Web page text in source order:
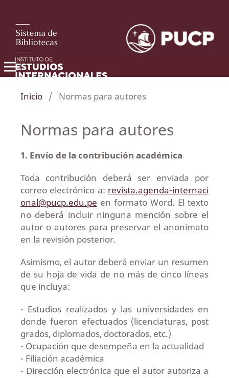
Inicio / Normas para autores
Normas para autores
1. Envío de la contribución académica
Toda contribución deberá ser enviada por
correo electrónico a: revista.agenda-internaci
onal@pucp.edu.pe en formato Word. El texto
no deberá incluir ninguna mención sobre el
autor o autores para preservar el anonimato
en la revisión posterior.
Asimismo, el autor deberá enviar un resumen
de su hoja de vida de no más de cinco líneas
que incluya:
- Estudios realizados y las universidades en
donde fueron efectuados (licenciaturas, post
grados, diplomados, doctorados, etc.)
- Ocupación que desempeña en la actualidad
- Filiación académica
- Dirección electrónica que el autor autoriza a